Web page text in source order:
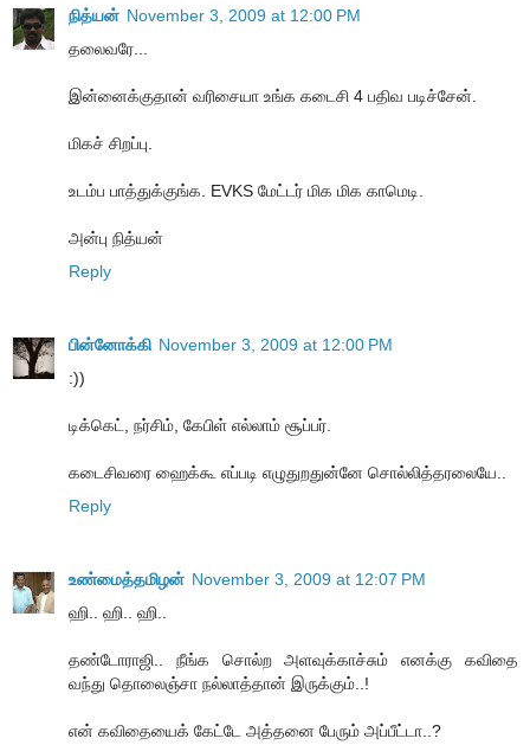
நித்யன் November 3, 2009 at 12:00 PM
தலைவரே...
இன்னைக்குதான் வரிசையா உங்க கடைசி 4 பதிவ படிச்சேன்.
மிகச் சிறப்பு.
உடம்ப பாத்துக்குங்க. EVKS மேட்டர் மிக மிக காமெடி.
அன்பு நித்யன்
Reply
பின்னோக்கி November 3, 2009 at 12:00 PM
:))
டிக்கெட், நர்சிம், கேபிள் எல்லாம் சூப்பர்.
கடைசிவரை ஹைக்கூ எப்படி எழுதுறதுன்னே சொல்லித்தரலையே..
Reply
உண்மைத்தமிழன் November 3, 2009 at 12:07 PM
ஹி.. ஹி.. ஹி..
தண்டோராஜி.. நீங்க சொல்ற அளவுக்காச்சும் எனக்கு கவிதை
வந்து தொலைஞ்சா நல்லாத்தான் இருக்கும்..!
என் கவிதையைக் கேட்டே அத்தனை பேரும் அப்பீட்டா..?